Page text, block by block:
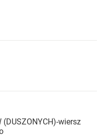
(DUSZONYCH)-wiersz